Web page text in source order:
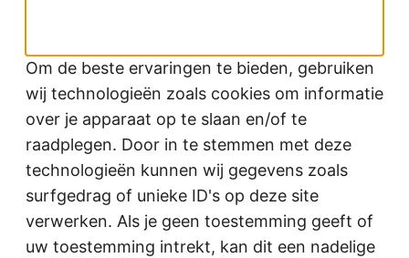
Om de beste ervaringen te bieden, gebruiken
wij technologieën zoals cookies om informatie
over je apparaat op te slaan en/of te
raadplegen. Door in te stemmen met deze
technologieën kunnen wij gegevens zoals
surfgedrag of unieke ID's op deze site
verwerken. Als je geen toestemming geeft of
uw toestemming intrekt, kan dit een nadelige